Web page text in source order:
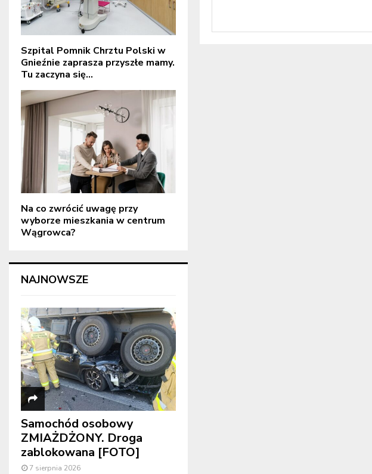
Szpital Pomnik Chrztu Polski w
Gnieźnie zaprasza przyszłe mamy.
Tu zaczyna się...
Na co zwrócić uwagę przy
wyborze mieszkania w centrum
Wągrowca?
NAJNOWSZE
Samochód osobowy
ZMIAŻDŻONY. Droga
zablokowana [FOTO]
7 sierpnia 2026